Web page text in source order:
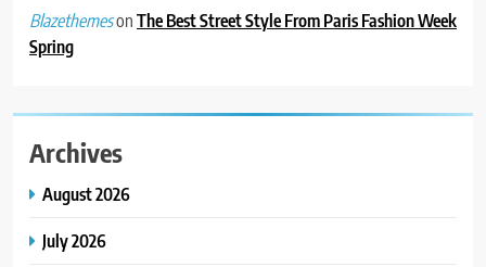
BlazethemesonThe Best Street Style From Paris Fashion Week
Spring
Archives
August 2026
July 2026